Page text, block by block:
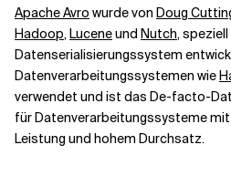
Apache Avro wurde von Doug
Hadoop,Luceneund Nutch,
Datenserialisierungssystem
Datenverarbeitungssystemen wie
verwendet und ist das De-facto-
für Datenverarbeitungssysteme
Leistung und hohem Durchsatz.